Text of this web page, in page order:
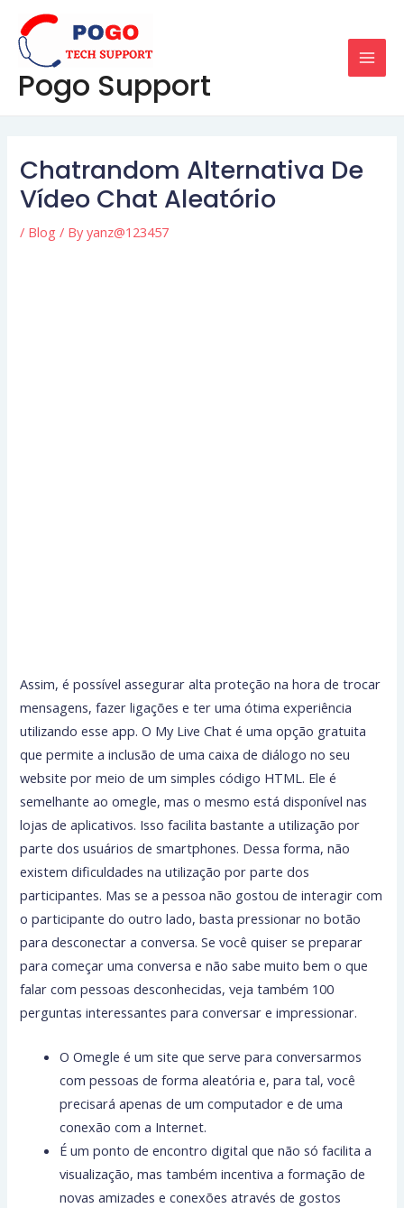
content
Pogo Support
Chatrandom Alternativa De
Vídeo Chat Aleatório
/ Blog / Byyanz@123457
Assim, é possível assegurar alta proteção na hora de trocar
mensagens, fazer ligações e ter uma ótima experiência
utilizando esse app. O My Live Chat é uma opção gratuita
que permite a inclusão de uma caixa de diálogo no seu
website por meio de um simples código HTML. Ele é
semelhante ao omegle, mas o mesmo está disponível nas
lojas de aplicativos. Isso facilita bastante a utilização por
parte dos usuários de smartphones. Dessa forma, não
existem dificuldades na utilização por parte dos
participantes. Mas se a pessoa não gostou de interagir com
o participante do outro lado, basta pressionar no botão
para desconectar a conversa. Se você quiser se preparar
para começar uma conversa e não sabe muito bem o que
falar com pessoas desconhecidas, veja também 100
perguntas interessantes para conversar e impressionar.
O Omegle é um site que serve para conversarmos
com pessoas de forma aleatória e, para tal, você
precisará apenas de um computador e de uma
conexão com a Internet.
É um ponto de encontro digital que não só facilita a
visualização, mas também incentiva a formação de
novas amizades e conexões através de gostos
navigation